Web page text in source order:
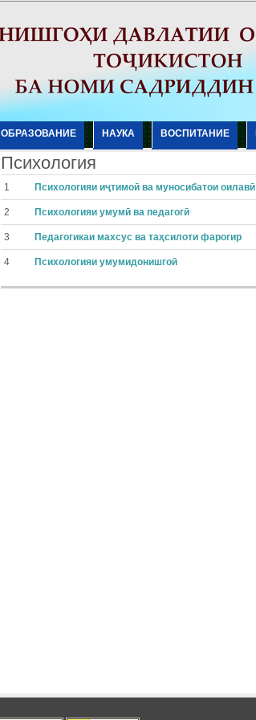
ОБРАЗОВАНИЕ НАУКА ВОСПИТАНИЕ
Психология
1 Психологияи иҷтимоӣ ва муносибатои оилавӣ
2 Психологияи умумӣ ва педагогӣ
3 Педагогикаи махсус ва таҳсилоти фарогир
4 Психологияи умумидонишгоӣ